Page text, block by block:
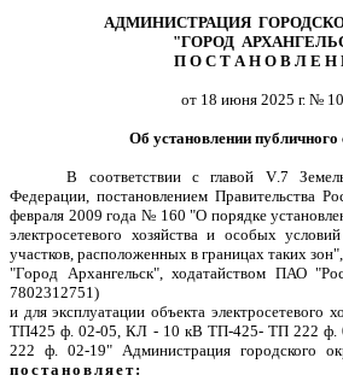
АДМИНИСТРАЦИЯ
"ГОРОД
П О С Т А Н О В Л Е Н
от 18 июня 2025 г. №
Об установлении публичного
В соответствии с главой V.7
Федерации, постановлением Правительства
февраля 2009 года № 160 "О порядке
электросетевого хозяйства и особых
участков, расположенных в границах таких
"Город Архангельск", ходатайством ПАО
7802312751)
и для эксплуатации объекта
ТП425 ф. 02-05, КЛ - 10 кВ ТП-425- ТП 222
222 ф. 02-19" Администрация городского
постановляет: